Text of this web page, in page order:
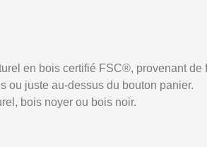
en bois certifié FSC®, provenant de
ou juste au-dessus du bouton panier.
bois noyer ou bois noir.